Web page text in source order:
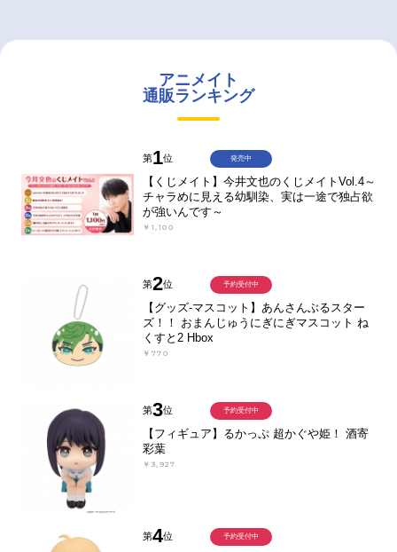
アニメイト
通販ランキング
第1位
【くじメイト】今井文也のくじメイトVol.4～
チャラめに見える幼馴染、実は一途で独占欲
が強いんです～
￥1,100
発売中
第2位
【グッズ-マスコット】あんさんぶるスター
ズ！！ おまんじゅうにぎにぎマスコット ね
くすと2 Hbox
￥770
予約受付中
第3位
【フィギュア】るかっぷ 超かぐや姫！ 酒寄
彩葉
￥3,927
予約受付中
第4位 予約受付中